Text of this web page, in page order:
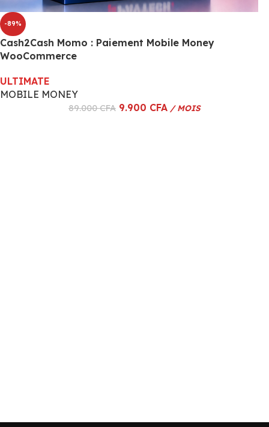
-89%
Cash2Cash Momo : Paiement Mobile Money
WooCommerce
ULTIMATE
MOBILE MONEY
89.000CFA 9.900 CFA / MOIS